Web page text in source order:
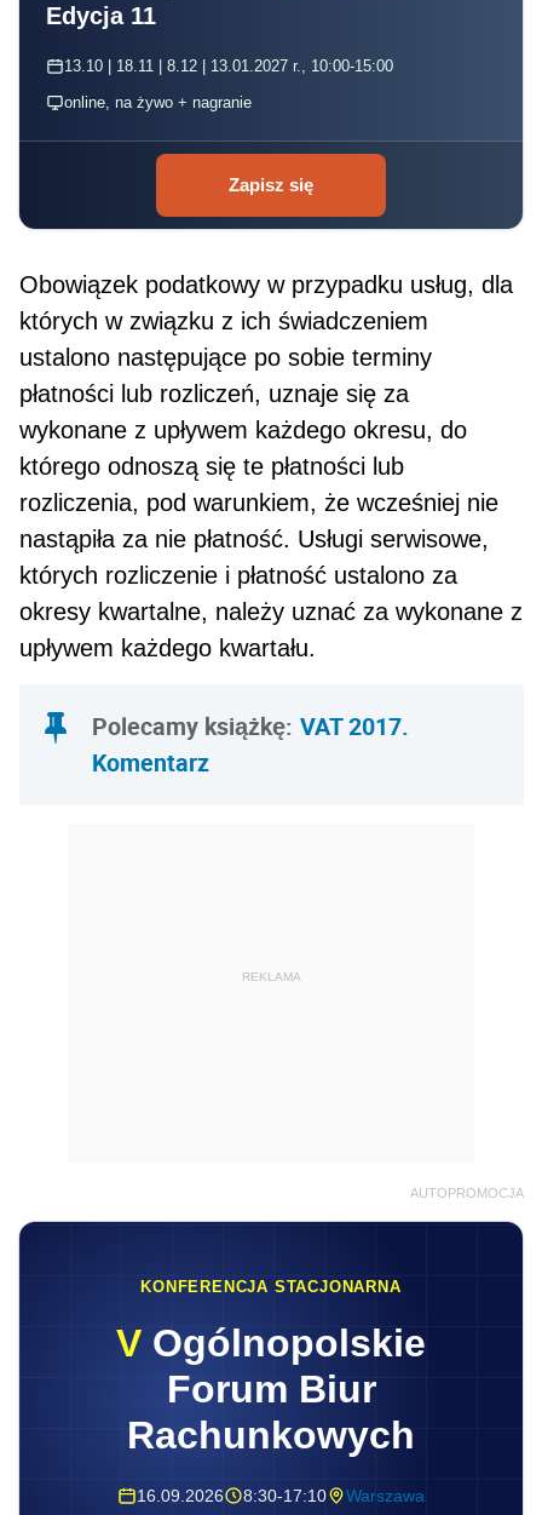
Edycja 11
13.10 | 18.11 | 8.12 | 13.01.2027 r., 10:00-15:00
online, na żywo + nagranie
Zapisz się
Obowiązek podatkowy w przypadku usług, dla
których w związku z ich świadczeniem
ustalono na­stępujące po sobie terminy
płatności lub rozliczeń, uznaje się za
wykonane z upływem każdego okresu, do
którego odnoszą się te płatności lub
rozliczenia, pod warunkiem, że wcześniej nie
nastąpiła za nie płatność. Usługi serwisowe,
których rozliczenie i płatność ustalono za
okresy kwartalne, należy uznać za wykonane z
upływem każdego kwartału.
Polecamy książkę: VAT 2017.
Komentarz
REKLAMA
AUTOPROMOCJA
KONFERENCJA STACJONARNA
V Ogólnopolskie
Forum Biur
Rachunkowych
16.09.2026 8:30-17:10 Warszawa